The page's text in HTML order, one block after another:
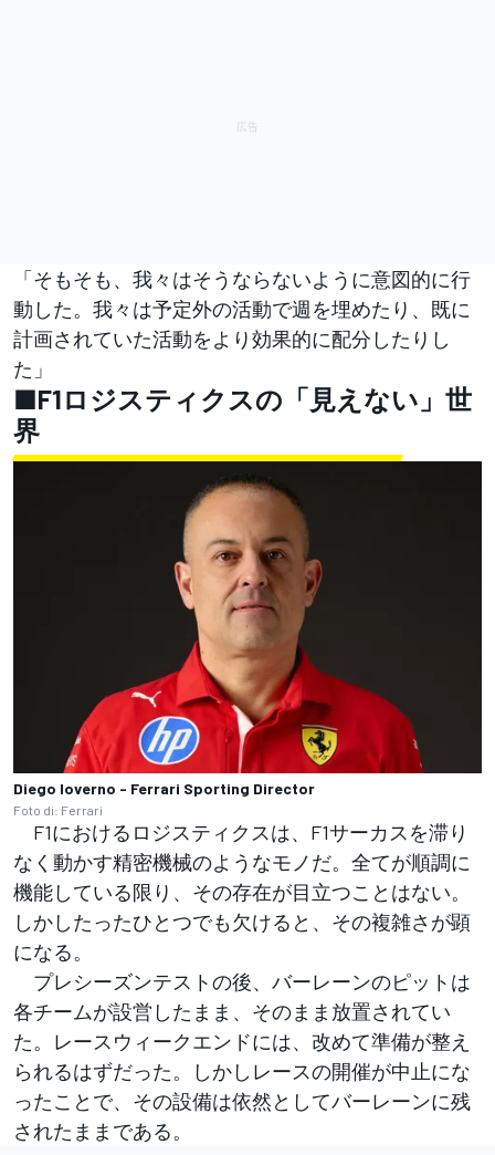
「そもそも、我々はそうならないように意図的に行
動した。我々は予定外の活動で週を埋めたり、既に
計画されていた活動をより効果的に配分したりし
た」
■F1ロジスティクスの「見えない」世
界
Diego Ioverno - Ferrari Sporting Director
Foto di: Ferrari
F1におけるロジスティクスは、F1サーカスを滞り
なく動かす精密機械のようなモノだ。全てが順調に
機能している限り、その存在が目立つことはない。
しかしたったひとつでも欠けると、その複雑さが顕
になる。
プレシーズンテストの後、バーレーンのピットは
各チームが設営したまま、そのまま放置されてい
た。レースウィークエンドには、改めて準備が整え
られるはずだった。しかしレースの開催が中止にな
ったことで、その設備は依然としてバーレーンに残
されたままである。